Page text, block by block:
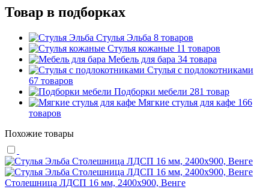
Товар в подборках
Стулья Эльба 8 товаров
Стулья кожаные 11 товаров
Мебель для бара 34 товара
Стулья с подлокотниками
67 товаров
Подборки мебели 281 товар
Мягкие стулья для кафе 166
товаров
Похожие товары
Столешница ЛДСП 16 мм, 2400х900, Венге